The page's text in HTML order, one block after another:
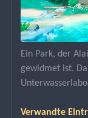
Ein Park, der
gewidmet ist.
Verwandte